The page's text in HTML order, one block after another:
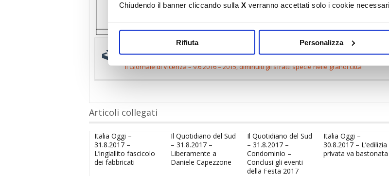
Chiudendo il banner cliccando sulla X verranno accettati solo i cookie
Rifiuta Personalizza
Scarica e stampa il pdf
Il Giornale di Vicenza – 9.6.2016 – 2015, diminuiti gli sfratti specie nelle grandi città
Articoli collegati
Italia Oggi –
31.8.2017 –
L’ingiallito fascicolo
dei fabbricati
Il Quotidiano del Sud
– 31.8.2017 –
Liberamente a
Daniele Capezzone
Il Quotidiano del Sud
– 31.8.2017 –
Condominio –
Conclusi gli eventi
della Festa 2017
Italia Oggi –
30.8.2017 – L’edilizia
privata va bastonata